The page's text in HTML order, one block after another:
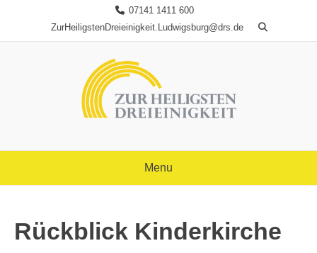
content
07141 1411 600
ZurHeiligstenDreieinigkeit.Ludwigsburg@drs.de
Menu
Rückblick Kinderkirche